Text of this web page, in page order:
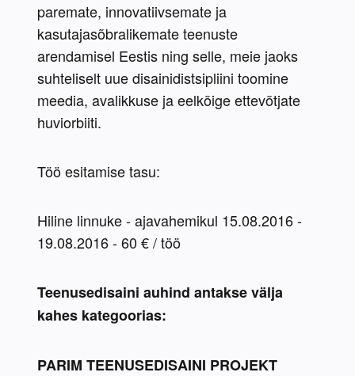
paremate, innovatiivsemate ja
kasutajasõbralikemate teenuste
arendamisel Eestis ning selle, meie jaoks
suhteliselt uue disainidistsipliini toomine
meedia, avalikkuse ja eelkõige ettevõtjate
huviorbiiti.
Töö esitamise tasu:
Hiline linnuke - ajavahemikul 15.08.2016 -
19.08.2016 - 60 € / töö
Teenusedisaini auhind antakse välja
kahes kategoorias:
PARIM TEENUSEDISAINI PROJEKT